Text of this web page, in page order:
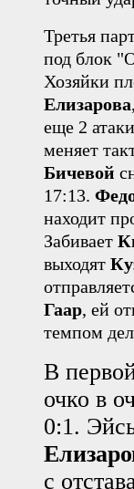
Третья
под блок
Хозяйки
Елизарова
еще 2
меняет
Бичевой
17:13.
находит
Забивает
выходят
Гаар, ей
темпом
В
очко в
0:1.
с